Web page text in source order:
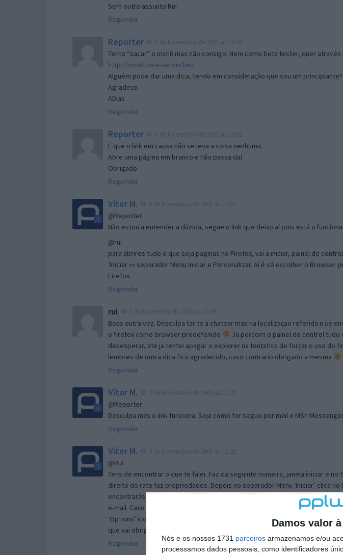
Damos valor
Nós e os nossos 1731 parceiros armazenamos e/ou
processamos dados pessoais, como identificadores
Sem outro assunto Rui
Responder
Reporter
Tento “sacar” o msn8 mas não consigo. Nem como beta tester, quer através
http://msn8.core-server.be/
Alguém pode dar uma dica, tendo em consideração que sou um principiante?
Agradeço.
ADias
Responder
Reporter
É que o link em causa não ve leva a coisa nenhuma.
Abre uma página em branco e não passa daí.
Obrigado.
Responder
Vítor M.
@Reporter
Não estou a entender a dúvida, segue o link que deixo aí pois está a
@rui
para abrires tudo o que seja paginas no Firefox, vai a iniciar, painel de
‘Iniciar »» separador Menu Iniciar e Personalizar. Aí é só escolher o Browser
Firefox.
Responder
rui
Boas outra vez. Desculpa tar te a chatear mas na localizaçao referida n se
o firefox como browser predefenido
Ja percorri o painel de control tudo
desesperar, ate ja tentei apagar o explorer na tentativa de forçar o uso do
lembres de outra dica fico agradecido, caso contrario obrigado a mesma
Responder
Vítor M.
@Reporter
Desculpa mas o link funciona. Seja como for segue por mail o MSn
Responder
Vítor M.
@Rui
Tens de encontrar o que te falei. Faz da seguinte maneira, janela iniciar e
direito do rato faz propriedades. Depois no separador Menu ‘Iniciar’ clica no
encontrarás no separador geral a opção para escolheres o Browser com
e-mail. Caso não consigas chegar lá, vais ao teu Firefox e nas ferramentas ou
‘Options’ icon geral da então janela aberta e logo perto do fim encontras um
que vai obrigar o Firefox a verificar se este é o browser predefinido.
Responder